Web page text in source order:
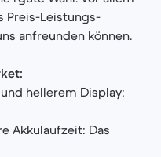
Preis-Leistungs-
anfreunden können.
hellerem Display:
Akkulaufzeit: Das